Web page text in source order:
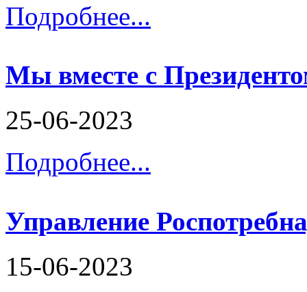
Подробнее...
Мы вместе с
25-06-2023
Подробнее...
Управление
15-06-2023